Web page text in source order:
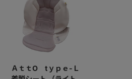
ＡｔｔO tｙｐｅ-Ｌ